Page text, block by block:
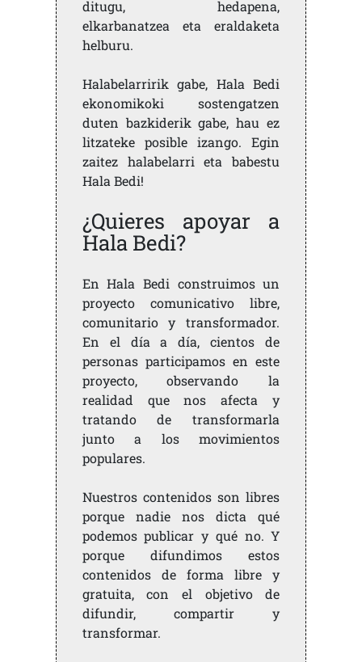
ditugu, hedapena,
elkarbanatzea eta eraldaketa
helburu.
Halabelarririk gabe, Hala Bedi
ekonomikoki sostengatzen
duten bazkiderik gabe, hau ez
litzateke posible izango. Egin
zaitez halabelarri eta babestu
Hala Bedi!
¿Quieres apoyar a
Hala Bedi?
En Hala Bedi construimos un
proyecto comunicativo libre,
comunitario y transformador.
En el día a día, cientos de
personas participamos en este
proyecto, observando la
realidad que nos afecta y
tratando de transformarla
junto a los movimientos
populares.
Nuestros contenidos son libres
porque nadie nos dicta qué
podemos publicar y qué no. Y
porque difundimos estos
contenidos de forma libre y
gratuita, con el objetivo de
difundir, compartir y
transformar.